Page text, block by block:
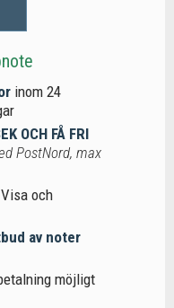
inom 24
OCH FÅ FRI
PostNord, max
och
av noter
möjligt